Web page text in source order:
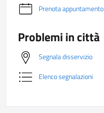
Prenota appuntamento
Problemi in città
Segnala disservizio
Elenco segnalazioni